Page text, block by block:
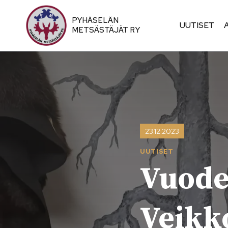
sisältöön
PYHÄSELÄN
METSÄSTÄJÄT RY
UUTISET
UUTISET
23.12.2023